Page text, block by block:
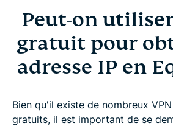
Peut-on
gratuit pour
adresse IP en
Bien qu'il existe de nombreux
gratuits, il est important de se